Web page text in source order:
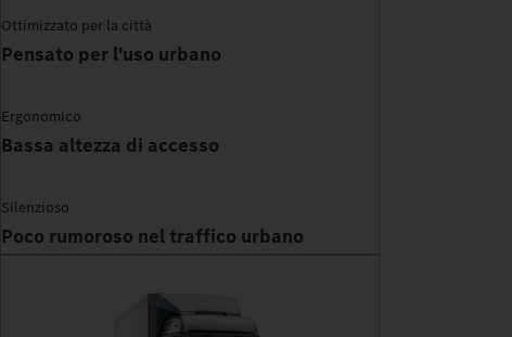
Ottimizzato per la città
Pensato per l'uso urbano
Ergonomico
Bassa altezza di accesso
Silenzioso
Poco rumoroso nel traffico urbano